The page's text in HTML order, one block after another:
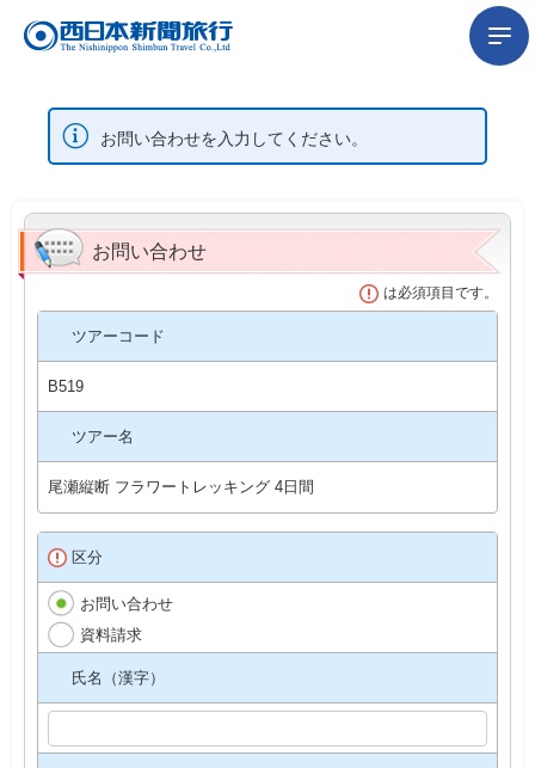
お問い合わせを入力してください。
お問い合わせ
は必須項目です。
ツアーコード
B519
ツアー名
尾瀬縦断 フラワートレッキング 4日間
区分
お問い合わせ
資料請求
氏名（漢字）